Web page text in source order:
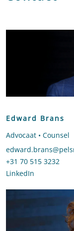
Edward Brans
Advocaat • Counsel
Stuur een e-mail
Bel naar Edward
+31 70 515 3232
LinkedIn